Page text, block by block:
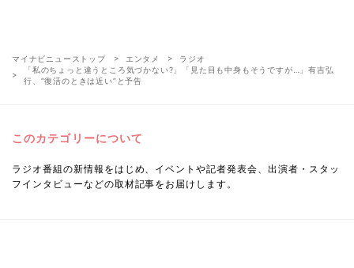
マイナビニューストップ エンタメ
ラジオ
「私のちょっと違うところ気づかない?」「見た目も中身もそうですが…」有吉弘
行、“復活のときは近い”と予告
このカテゴリーについて
ラジオ番組の新情報をはじめ、イベントや記者発表会、出演者・スタッ
フインタビューなどの取材記事をお届けします。